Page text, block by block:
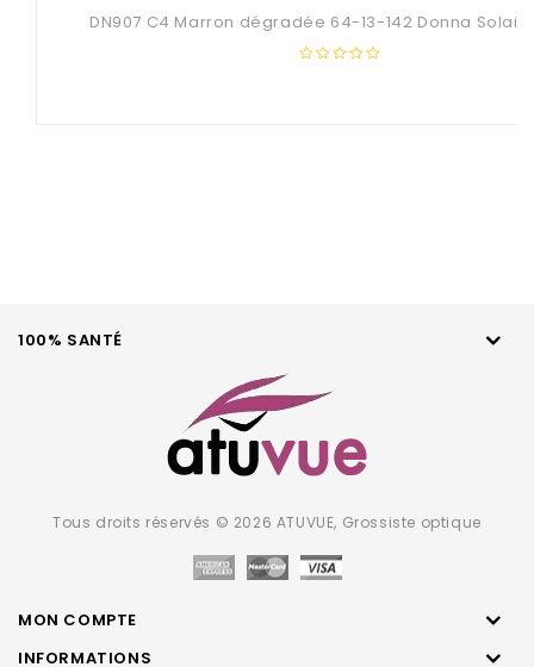
DN907 C4 Marron dégradée 64-13-142 Donna Solaire
100% SANTÉ
Tous droits réservés © 2026 ATUVUE, Grossiste optique
MON COMPTE
INFORMATIONS